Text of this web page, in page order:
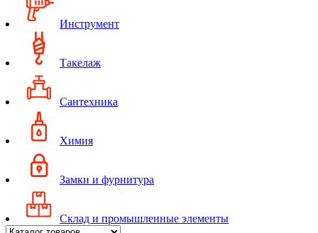
Инструмент
Такелаж
Сантехника
Химия
Замки и фурнитура
Склад и промышленные элементы